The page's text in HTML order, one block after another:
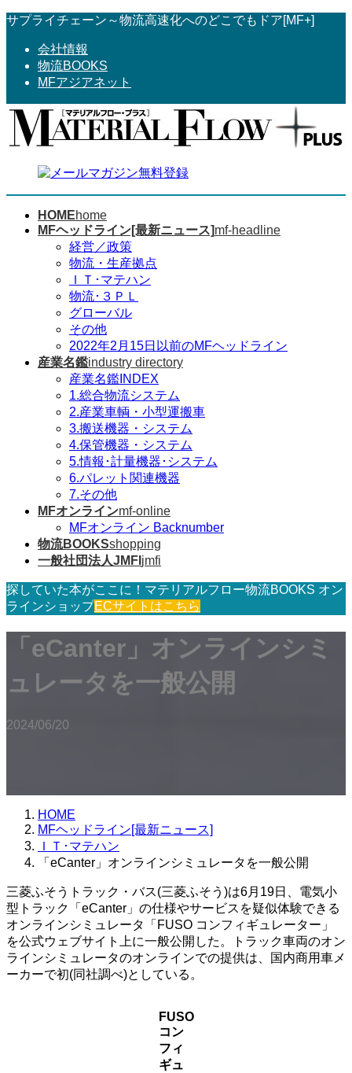
コ
へ
ス
ナ
ョ
ン
サプライチェーン～物流高速化へのどこでもドア[MF+]
会社情報
物流BOOKS
MFアジアネット
HOMEhome
MFヘッドライン[最新ニュース]mf-headline
経営／政策
物流・生産拠点
ＩＴ･マテハン
物流･３ＰＬ
グローバル
その他
2022年2月15日以前のMFヘッドライン
産業名鑑industry directory
産業名鑑INDEX
1.総合物流システム
2.産業車輌・小型運搬車
3.搬送機器・システム
4.保管機器・システム
5.情報･計量機器･システム
6.パレット関連機器
7.その他
MFオンラインmf-online
MFオンライン Backnumber
物流BOOKSshopping
一般社団法人JMFI jmfi
探していた本がここに！マテリアルフロー物流BOOKS オン
ラインショップECサイトはこちら
「eCanter」オンラインシミ
ュレータを一般公開
2024/06/20
HOME
MFヘッドライン[最新ニュース]
ＩＴ･マテハン
「eCanter」オンラインシミュレータを一般公開
三菱ふそうトラック・バス(三菱ふそう)は6月19日、電気小
型トラック「eCanter」の仕様やサービスを疑似体験できる
オンラインシミュレータ「FUSO コンフィギュレーター」
を公式ウェブサイト上に一般公開した。トラック車両のオン
ラインシミュレータのオンラインでの提供は、国内商用車メ
ーカーで初(同社調べ)としている。
FUSO
コン
フィ
ギュ